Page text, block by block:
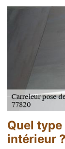
Quel
intérieur ?